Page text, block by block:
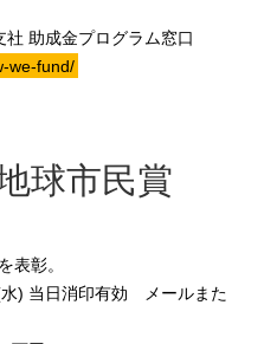
助成金プログラム窓口
we-fund/
球市民賞
表彰。
) 当日消印有効 メールまた